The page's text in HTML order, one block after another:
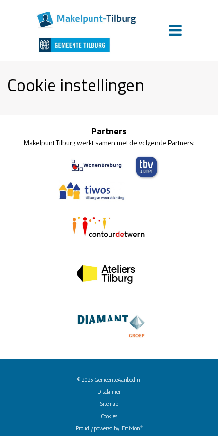
Cookie instellingen
Partners
Makelpunt Tilburg werkt samen met de volgende Partners:
© 2026 GemeenteAanbod.nl
Disclaimer
Sitemap
Cookies
Proudly powered by: Emixion®